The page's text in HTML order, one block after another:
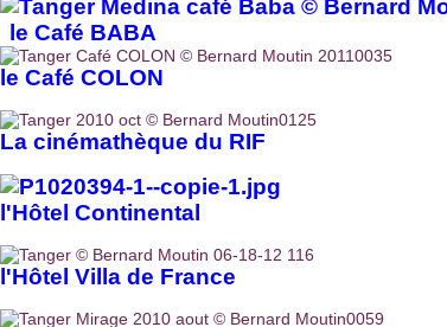
le Café BABA
le Café COLON
La cinémathèque du RIF
l'Hôtel Continental
l'Hôtel Villa de France